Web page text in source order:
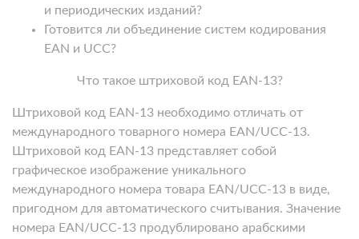
и периодических изданий?
Готовится ли объединение систем кодирования
EAN и UCC?
Что такое штриховой код EAN-13?
Штриховой код EAN-13 необходимо отличать от
международного товарного номера EAN/UCC-13.
Штриховой код EAN-13 представляет собой
графическое изображение уникального
международного номера товара EAN/UCC-13 в виде,
пригодном для автоматического считывания. Значение
номера EAN/UCC-13 продублировано арабскими